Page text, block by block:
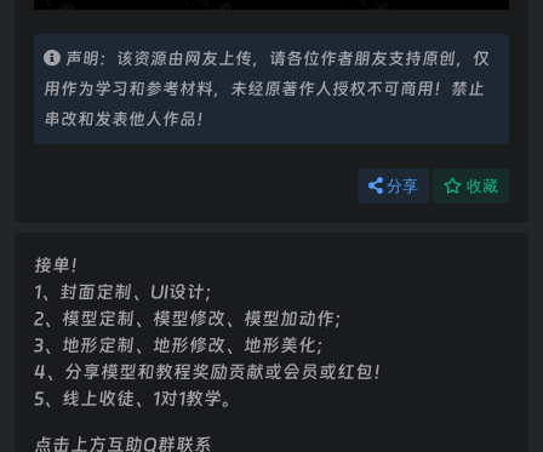
声明：该资源由网友上传，请各位作者朋友支持原创，仅
用作为学习和参考材料，未经原著作人授权不可商用！禁止
串改和发表他人作品！
分享 收藏
接单！
1、封面定制、UI设计；
2、模型定制、模型修改、模型加动作；
3、地形定制、地形修改、地形美化；
4、分享模型和教程奖励贡献或会员或红包！
5、线上收徒、1对1教学。
点击上方互助Q群联系